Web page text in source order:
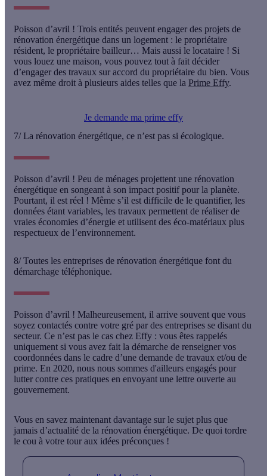
Poisson d’avril ! Trois entités peuvent engager des projets de
rénovation énergétique dans un logement : le propriétaire
résident, le propriétaire bailleur… Mais aussi le locataire ! Si
vous louez une maison, vous pouvez tout à fait décider
d’engager des travaux sur accord du propriétaire du bien. Vous
avez même droit à plusieurs aides telles que la Prime Effy.
Je demande ma prime effy
7/ La rénovation énergétique, ce n’est pas si écologique.
Poisson d’avril ! Peu de ménages projettent une rénovation
énergétique en songeant à son impact positif pour la planète.
Pourtant, il est réel ! Même s’il est difficile de le quantifier, les
données étant variables, les travaux permettent de réaliser de
vraies économies d’énergie et utilisent des éco-matériaux plus
respectueux de l’environnement.
8/ Toutes les entreprises de rénovation énergétique font du
démarchage téléphonique.
Poisson d’avril ! Malheureusement, il arrive souvent que vous
soyez contactés contre votre gré par des entreprises se disant du
secteur. Ce n’est pas le cas chez Effy : vous êtes rappelés
uniquement si vous avez fait la démarche de renseigner vos
coordonnées dans le cadre d’une demande de travaux et/ou de
prime. En 2020, nous nous sommes d'ailleurs engagés pour
lutter contre ces pratiques en envoyant une lettre ouverte au
gouvernement.
Vous en savez maintenant davantage sur le sujet plus que
jamais d’actualité de la rénovation énergétique. De quoi tordre
le cou à votre tour aux idées préconçues !